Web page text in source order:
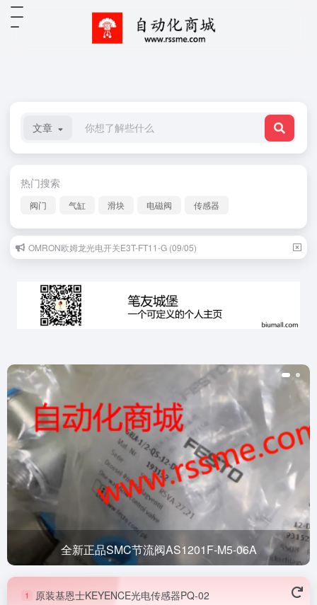
文章
热门搜索
阀门 气缸 滑块 电磁阀 传感器
OMRON欧姆龙光电开关E3T-FT11-G (09/05)
全新正品SMC节流阀AS1201F-M5-06A
1 原装基恩士KEYENCE光电传感器PQ-02